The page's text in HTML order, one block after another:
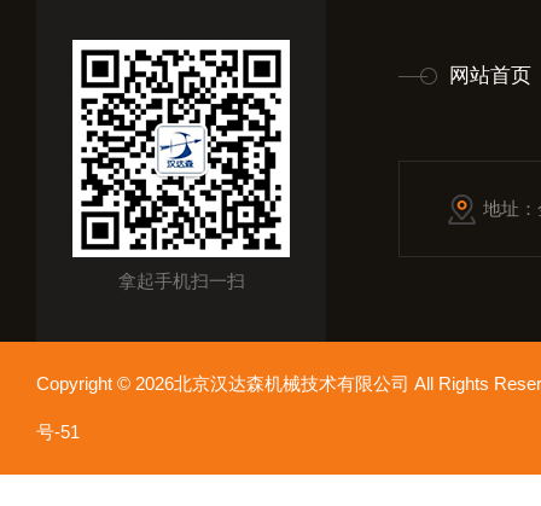
拿起手机扫一扫
网站首页
地址
Copyright © 2026北京汉达森机械技术有限公司 All Rights
号-51